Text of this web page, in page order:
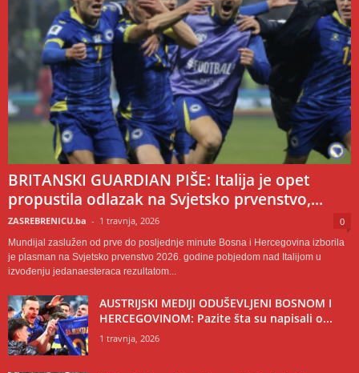
BRITANSKI GUARDIAN PIŠE: Italija je opet
propustila odlazak na Svjetsko prvenstvo,...
ZASREBRENICU.ba - 1 travnja, 2026 0
Mundijal zaslužen od prve do posljednje minute Bosna i Hercegovina izborila
je plasman na Svjetsko prvenstvo 2026. godine pobjedom nad Italijom u
izvođenju jedanaesteraca rezultatom...
AUSTRIJSKI MEDIJI ODUŠEVLJENI BOSNOM I
HERCEGOVINOM: Pazite šta su napisali o...
1 travnja, 2026